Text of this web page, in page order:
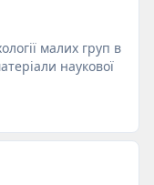
малих груп в
наукової